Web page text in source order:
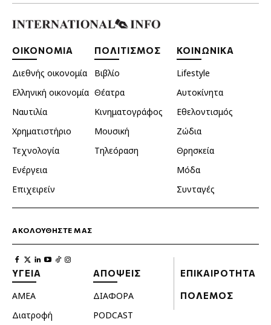
ΟΙΚΟΝΟΜΙΑ
Διεθνής οικονομία
Ελληνική οικονομία
Ναυτιλία
Χρηματιστήριο
Τεχνολογία
Ενέργεια
Επιχειρείν
ΠΟΛΙΤΙΣΜΟΣ
Βιβλίο
Θέατρα
Κινηματογράφος
Μουσική
Τηλεόραση
ΚΟΙΝΩΝΙΚΑ
Lifestyle
Αυτοκίνητα
Εθελοντισμός
Ζώδια
Θρησκεία
Μόδα
Συνταγές
ΑΚΟΛΟΥΘΗΣΤΕ ΜΑΣ
ΥΓΕΙΑ
ΑΜΕΑ
Διατροφή
ΑΠΟΨΕΙΣ
ΔΙΑΦΟΡΑ
PODCAST
ΕΠΙΚΑΙΡΟΤΗΤΑ
ΠΟΛΕΜΟΣ